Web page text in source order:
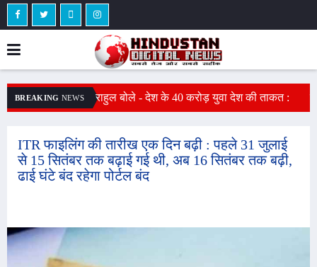
BREAKING NEWS
केंद्र का शुभारंभ :
राहुल बोले - देश के 40 करोड़ युवा देश की ताकत :
में से सिर्फ 12 को ही नौकरी
ITR फाइलिंग की तारीख एक दिन बढ़ी : पहले 31 जुलाई
से 15 सितंबर तक बढ़ाई गई थी, अब 16 सितंबर तक बढ़ी,
ढाई घंटे बंद रहेगा पोर्टल बंद